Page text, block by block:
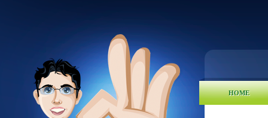
HOME